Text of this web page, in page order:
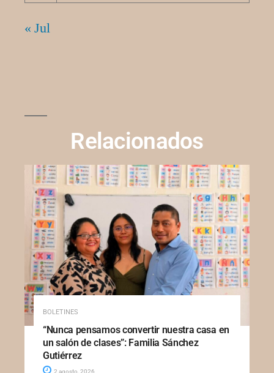
« Jul
Relacionados
BOLETINES
“Nunca pensamos convertir nuestra casa en
un salón de clases”: Familia Sánchez
Gutiérrez
2 agosto, 2026